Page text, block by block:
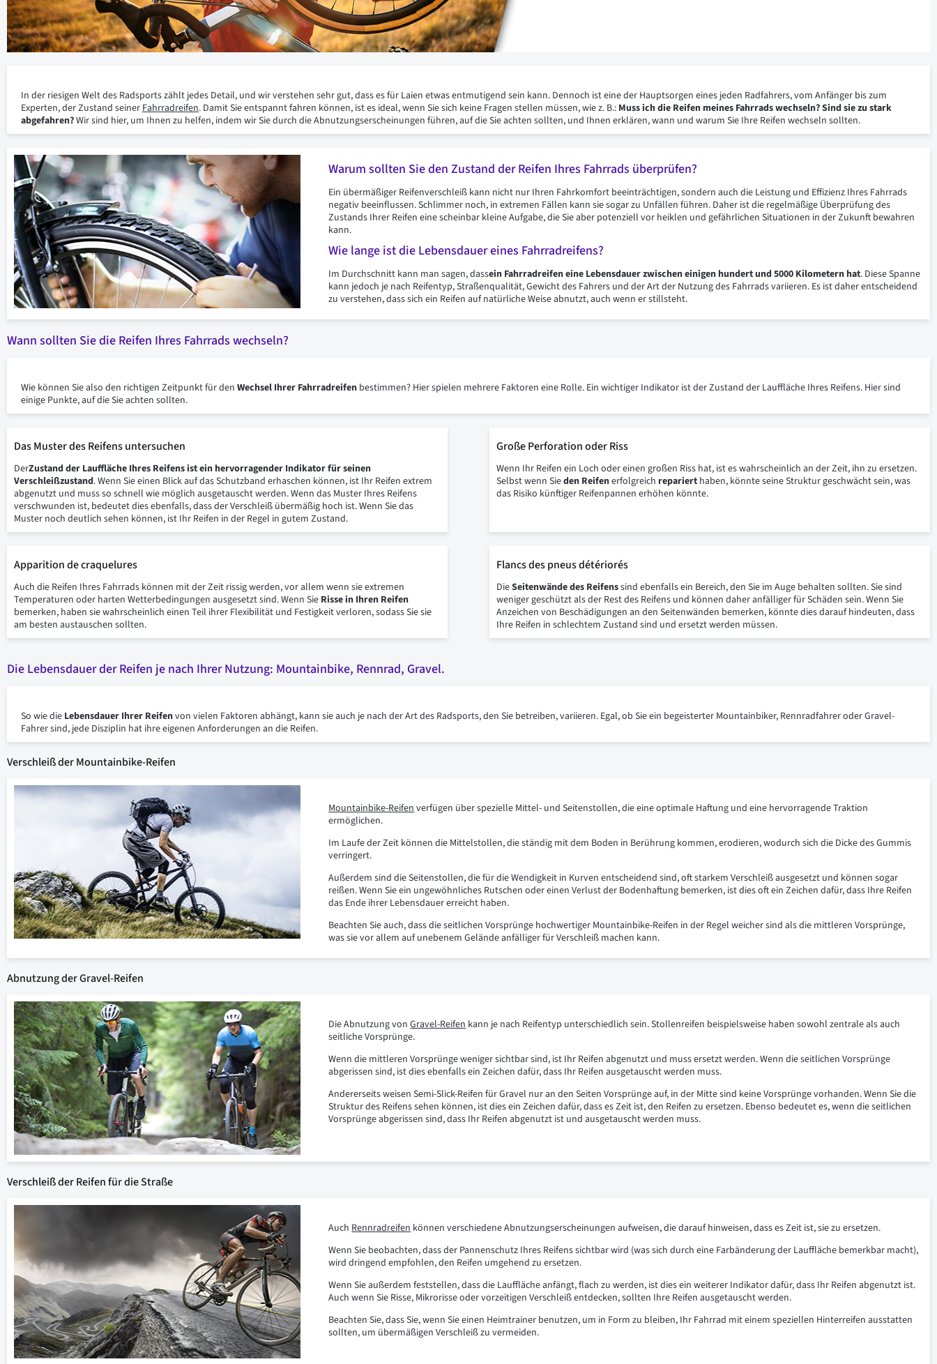
In der riesigen Welt des Radsports zählt jedes Detail, und wir verstehen sehr gut, dass es für Laien etwas entmutigend sein kann. Dennoch ist eine der Hauptsorgen eines jeden Radfahrers, vom Anfänger bis zum
Experten, der Zustand seinerFahrradreifen. Damit Sie entspannt fahren können, ist es ideal, wenn Sie sich keine Fragen stellen müssen, wie z. B.: Muss ich die Reifen meines Fahrrads wechseln? Sind sie zu stark
abgefahren?Wir sind hier, um Ihnen zu helfen, indem wir Sie durch die Abnutzungserscheinungen führen, auf die Sie achten sollten, und Ihnen erklären, wann und warum Sie Ihre Reifen wechseln sollten.
Warum sollten Sie den Zustand der Reifen Ihres Fahrrads überprüfen?
Ein übermäßiger Reifenverschleiß kann nicht nur Ihren Fahrkomfort beeinträchtigen, sondern auch die Leistung und Effizienz Ihres Fahrrads
negativ beeinflussen. Schlimmer noch, in extremen Fällen kann sie sogar zu Unfällen führen. Daher ist die regelmäßige Überprüfung des
Zustands Ihrer Reifen eine scheinbar kleine Aufgabe, die Sie aber potenziell vor heiklen und gefährlichen Situationen in der Zukunft bewahren
kann.
Wie lange ist die Lebensdauer eines Fahrradreifens?
Im Durchschnitt kann man sagen, dassein Fahrradreifen eine Lebensdauer zwischen einigen hundert und 5000 Kilometern hat. Diese Spanne
kann jedoch je nach Reifentyp, Straßenqualität, Gewicht des Fahrers und der Art der Nutzung des Fahrrads variieren. Es ist daher entscheidend
zu verstehen, dass sich ein Reifen auf natürliche Weise abnutzt, auch wenn er stillsteht.
Wann sollten Sie die Reifen Ihres Fahrrads wechseln?
Wie können Sie also den richtigen Zeitpunkt für den Wechsel Ihrer Fahrradreifen bestimmen? Hier spielen mehrere Faktoren eine Rolle. Ein wichtiger Indikator ist der Zustand der Lauffläche Ihres Reifens. Hier sind
einige Punkte, auf die Sie achten sollten.
Das Muster des Reifens untersuchen
DerZustand der Lauffläche Ihres Reifens ist ein hervorragender Indikator für seinen
Verschleißzustand. Wenn Sie einen Blick auf das Schutzband erhaschen können, ist Ihr Reifen extrem
abgenutzt und muss so schnell wie möglich ausgetauscht werden. Wenn das Muster Ihres Reifens
verschwunden ist, bedeutet dies ebenfalls, dass der Verschleiß übermäßig hoch ist. Wenn Sie das
Muster noch deutlich sehen können, ist Ihr Reifen in der Regel in gutem Zustand.
Große Perforation oder Riss
Wenn Ihr Reifen ein Loch oder einen großen Riss hat, ist es wahrscheinlich an der Zeit, ihn zu ersetzen.
Selbst wenn Sieden Reifenerfolgreich repariert haben, könnte seine Struktur geschwächt sein, was
das Risiko künftiger Reifenpannen erhöhen könnte.
Apparition de craquelures
Auch die Reifen Ihres Fahrrads können mit der Zeit rissig werden, vor allem wenn sie extremen
Temperaturen oder harten Wetterbedingungen ausgesetzt sind. Wenn Sie Risse in Ihren Reifen
bemerken, haben sie wahrscheinlich einen Teil ihrer Flexibilität und Festigkeit verloren, sodass Sie sie
am besten austauschen sollten.
Flancs des pneus détériorés
DieSeitenwände des Reifenssind ebenfalls ein Bereich, den Sie im Auge behalten sollten. Sie sind
weniger geschützt als der Rest des Reifens und können daher anfälliger für Schäden sein. Wenn Sie
Anzeichen von Beschädigungen an den Seitenwänden bemerken, könnte dies darauf hindeuten, dass
Ihre Reifen in schlechtem Zustand sind und ersetzt werden müssen.
Die Lebensdauer der Reifen je nach Ihrer Nutzung: Mountainbike, Rennrad, Gravel.
So wie die Lebensdauer Ihrer Reifenvon vielen Faktoren abhängt, kann sie auch je nach der Art des Radsports, den Sie betreiben, variieren. Egal, ob Sie ein begeisterter Mountainbiker, Rennradfahrer oder Gravel-
Fahrer sind, jede Disziplin hat ihre eigenen Anforderungen an die Reifen.
Verschleiß der Mountainbike-Reifen
Mountainbike-Reifenverfügen über spezielle Mittel- und Seitenstollen, die eine optimale Haftung und eine hervorragende Traktion
ermöglichen.
Im Laufe der Zeit können die Mittelstollen, die ständig mit dem Boden in Berührung kommen, erodieren, wodurch sich die Dicke des Gummis
verringert.
Außerdem sind die Seitenstollen, die für die Wendigkeit in Kurven entscheidend sind, oft starkem Verschleiß ausgesetzt und können sogar
reißen. Wenn Sie ein ungewöhnliches Rutschen oder einen Verlust der Bodenhaftung bemerken, ist dies oft ein Zeichen dafür, dass Ihre Reifen
das Ende ihrer Lebensdauer erreicht haben.
Beachten Sie auch, dass die seitlichen Vorsprünge hochwertiger Mountainbike-Reifen in der Regel weicher sind als die mittleren Vorsprünge,
was sie vor allem auf unebenem Gelände anfälliger für Verschleiß machen kann.
Abnutzung der Gravel-Reifen
Die Abnutzung vonGravel-Reifenkann je nach Reifentyp unterschiedlich sein. Stollenreifen beispielsweise haben sowohl zentrale als auch
seitliche Vorsprünge.
Wenn die mittleren Vorsprünge weniger sichtbar sind, ist Ihr Reifen abgenutzt und muss ersetzt werden. Wenn die seitlichen Vorsprünge
abgerissen sind, ist dies ebenfalls ein Zeichen dafür, dass Ihr Reifen ausgetauscht werden muss.
Andererseits weisen Semi-Slick-Reifen für Gravel nur an den Seiten Vorsprünge auf, in der Mitte sind keine Vorsprünge vorhanden. Wenn Sie die
Struktur des Reifens sehen können, ist dies ein Zeichen dafür, dass es Zeit ist, den Reifen zu ersetzen. Ebenso bedeutet es, wenn die seitlichen
Vorsprünge abgerissen sind, dass Ihr Reifen abgenutzt ist und ausgetauscht werden muss.
Verschleiß der Reifen für die Straße
AuchRennradreifenkönnen verschiedene Abnutzungserscheinungen aufweisen, die darauf hinweisen, dass es Zeit ist, sie zu ersetzen.
Wenn Sie beobachten, dass der Pannenschutz Ihres Reifens sichtbar wird (was sich durch eine Farbänderung der Lauffläche bemerkbar macht),
wird dringend empfohlen, den Reifen umgehend zu ersetzen.
Wenn Sie außerdem feststellen, dass die Lauffläche anfängt, flach zu werden, ist dies ein weiterer Indikator dafür, dass Ihr Reifen abgenutzt ist.
Auch wenn Sie Risse, Mikrorisse oder vorzeitigen Verschleiß entdecken, sollten Ihre Reifen ausgetauscht werden.
Beachten Sie, dass Sie, wenn Sie einen Heimtrainer benutzen, um in Form zu bleiben, Ihr Fahrrad mit einem speziellen Hinterreifen ausstatten
sollten, um übermäßigen Verschleiß zu vermeiden.